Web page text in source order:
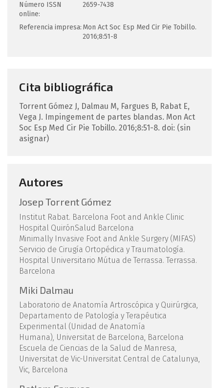
Número ISSN
online:
2659-7438
Referencia impresa: Mon Act Soc Esp Med Cir Pie Tobillo.
2016;8:51-8
Cita bibliográfica
Torrent Gómez J, Dalmau M, Fargues B, Rabat E,
Vega J. Impingement de partes blandas. Mon Act
Soc Esp Med Cir Pie Tobillo. 2016;8:51-8. doi: (sin
asignar)
Autores
Josep Torrent Gómez
Institut Rabat. Barcelona Foot and Ankle Clinic
Hospital QuirónSalud Barcelona
Minimally Invasive Foot and Ankle Surgery (MIFAS)
Servicio de Cirugía Ortopédica y Traumatología.
Hospital Universitario Mútua de Terrassa. Terrassa.
Barcelona
Miki Dalmau
Laboratorio de Anatomía Artroscópica y Quirúrgica,
Departamento de Patología y Terapéutica
Experimental (Unidad de Anatomía
Humana), Universitat de Barcelona, Barcelona
Escuela de Ciencias de la Salud de Manresa,
Universitat de Vic-Universitat Central de Catalunya,
Vic, Barcelona